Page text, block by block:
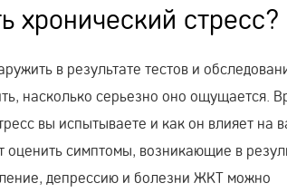
хронический стресс?
в результате тестов и
насколько серьезно оно ощущается.
вы испытываете и как он влияет на
симптомы, возникающие в
депрессию и болезни ЖКТ можно